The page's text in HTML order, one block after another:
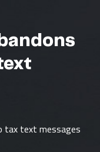
tax text messages